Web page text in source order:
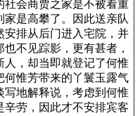
社会商贾之家是不被看重
家是高攀了。因此送亲队
安排从后门进入宅院，并
不见踪影，更有甚者，
人，却当即就登记了何惟
何惟芳带来的丫鬟玉露气
写地解释说，考虑到何惟
辛劳，因此才不安排宾客